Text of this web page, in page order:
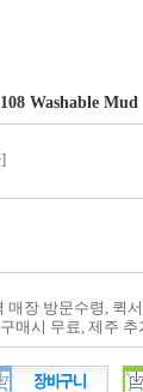
Washable Mud
매장 방문수령, 퀵
매시 무료, 제주 추